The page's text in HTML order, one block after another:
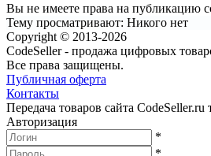
Вы не имеете права на публикацию
Тему просматривают: Никого нет
Copyright © 2013-2026
CodeSeller - продажа цифровых
Все права защищены.
Публичная оферта
Контакты
Передача товаров сайта
Авторизация
*
*